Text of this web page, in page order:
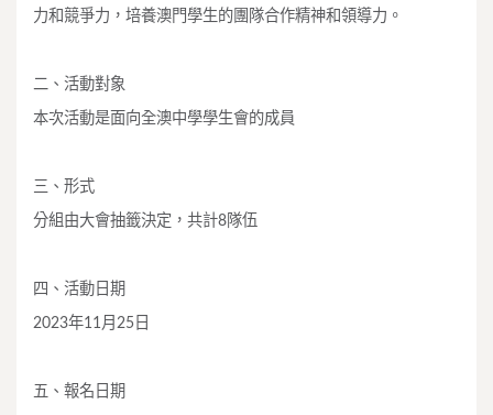
力和競爭力，培養澳門學生的團隊合作精神和領導力。
二、活動對象
本次活動是面向全澳中學學生會的成員
三、形式
分組由大會抽籤決定，共計8隊伍
四、活動日期
2023年11月25日
五、報名日期